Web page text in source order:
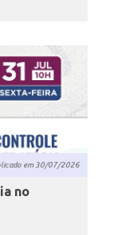
em 30/07/2026
no